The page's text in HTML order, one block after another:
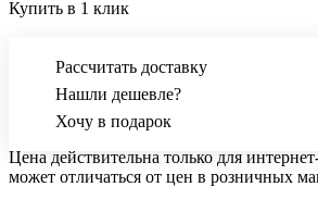
Купить в 1 клик
Рассчитать доставку
Нашли дешевле?
Хочу в подарок
Цена действительна только для
может отличаться от цен в розничных